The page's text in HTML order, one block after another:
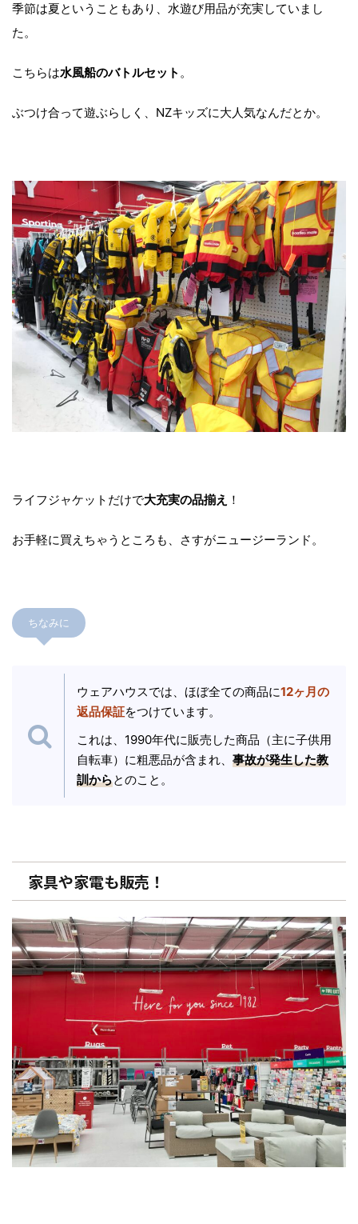
季節は夏ということもあり、水遊び用品が充実していまし
た。
こちらは水風船のバトルセット 。
ぶつけ合って遊ぶらしく、NZキッズに大人気なんだとか。
ライフジャケットだけで大充実の品揃え ！
お手軽に買えちゃうところも、さすがニュージーランド。
ちなみに
ウェアハウスでは、ほぼ全ての商品に12ヶ月の
返品保証をつけています。
これは、1990年代に販売した商品（主に子供用
自転車）に粗悪品が含まれ、 事故が発生した教
訓からとのこと。
家具や家電も販売！